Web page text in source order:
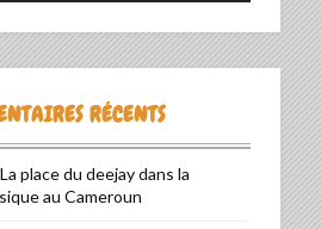
RÉCENTS
La place du deejay dans la
au Cameroun